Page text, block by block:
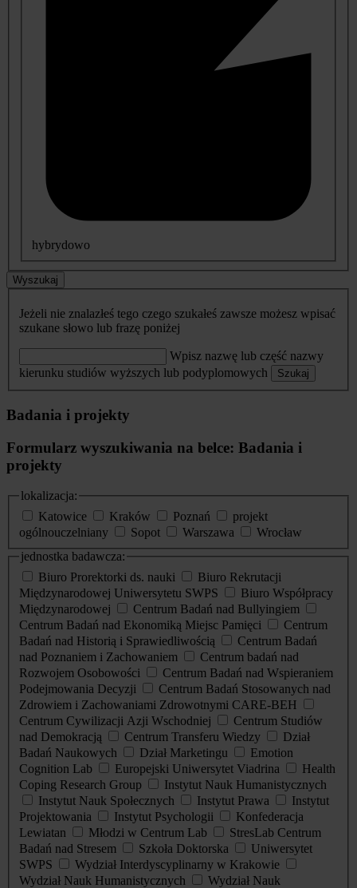
hybrydowo
Wyszukaj
Jeżeli nie znalazłeś tego czego szukałeś zawsze możesz wpisać
szukane słowo lub frazę poniżej
Wpisz nazwę lub część nazwy
kierunku studiów wyższych lub podyplomowych
Szukaj
Badania i projekty
Formularz wyszukiwania na belce: Badania i
projekty
lokalizacja:
Katowice
Kraków Poznań
projekt
ogólnouczelniany
Sopot Warszawa
Wrocław
jednostka badawcza:
Biuro Prorektorki ds. nauki
Biuro Rekrutacji
Międzynarodowej Uniwersytetu SWPS
Biuro Współpracy
Międzynarodowej
Centrum Badań nad Bullyingiem
Centrum Badań nad Ekonomiką Miejsc Pamięci
Centrum
Badań nad Historią i Sprawiedliwością
Centrum Badań
nad Poznaniem i Zachowaniem
Centrum badań nad
Rozwojem Osobowości
Centrum Badań nad Wspieraniem
Podejmowania Decyzji
Centrum Badań Stosowanych nad
Zdrowiem i Zachowaniami Zdrowotnymi CARE-BEH
Centrum Cywilizacji Azji Wschodniej
Centrum Studiów
nad Demokracją
Centrum Transferu Wiedzy
Dział
Badań Naukowych
Dział Marketingu
Emotion
Cognition Lab
Europejski Uniwersytet Viadrina
Health
Coping Research Group
Instytut Nauk Humanistycznych
Instytut Nauk Społecznych
Instytut Prawa
Instytut
Projektowania
Instytut Psychologii
Konfederacja
Lewiatan
Młodzi w Centrum Lab
StresLab Centrum
Badań nad Stresem
Szkoła Doktorska
Uniwersytet
SWPS
Wydział Interdyscyplinarny w Krakowie
Wydział Nauk Humanistycznych
Wydział Nauk